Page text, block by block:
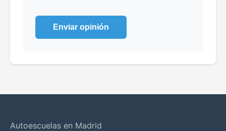
Enviar opinión
Autoescuelas en Madrid